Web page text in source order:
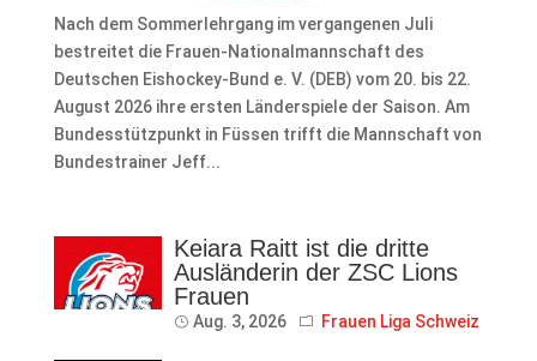
Nach dem Sommerlehrgang im vergangenen Juli
bestreitet die Frauen-Nationalmannschaft des
Deutschen Eishockey-Bund e. V. (DEB) vom 20. bis 22.
August 2026 ihre ersten Länderspiele der Saison. Am
Bundesstützpunkt in Füssen trifft die Mannschaft von
Bundestrainer Jeff...
Keiara Raitt ist die dritte
Ausländerin der ZSC Lions
Frauen
Aug. 3, 2026 Frauen Liga Schweiz